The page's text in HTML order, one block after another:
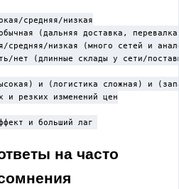
средняя/низкая
(дальняя доставка,
средняя/низкая (много сетей и
нет (длинные склады у сети/
и (логистика сложная) и
и резких изменений цен
и больший лаг
на часто